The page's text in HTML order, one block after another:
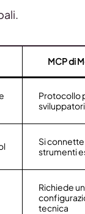
MCP di
Protocollo
sviluppatori
Si connette
strumenti
Richiede
tecnica